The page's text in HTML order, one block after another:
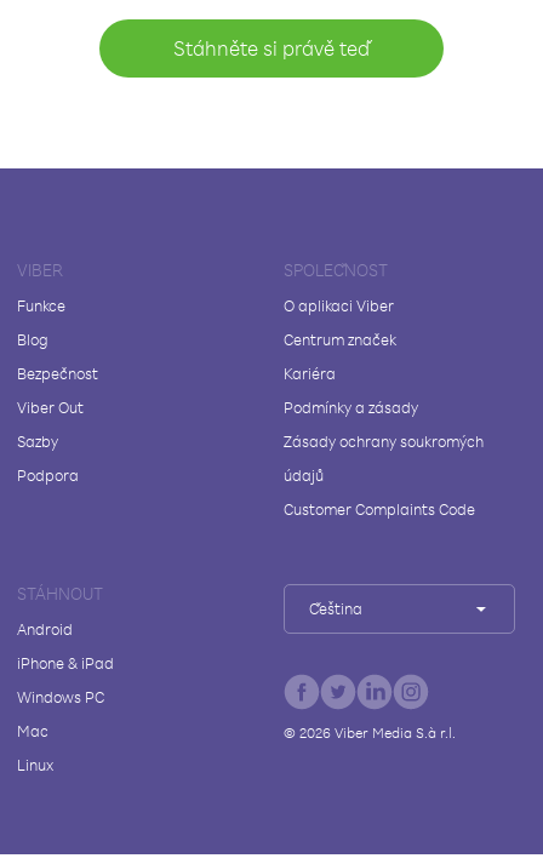
Stáhněte si právě teď
VIBER
Funkce
Blog
Bezpečnost
Viber Out
Sazby
Podpora
SPOLEČNOST
O aplikaci Viber
Centrum značek
Kariéra
Podmínky a zásady
Zásady ochrany soukromých
údajů
Customer Complaints Code
STÁHNOUT
Android
iPhone & iPad
Windows PC
Mac
Linux
Čeština
© 2026Viber Media S.à r.l.